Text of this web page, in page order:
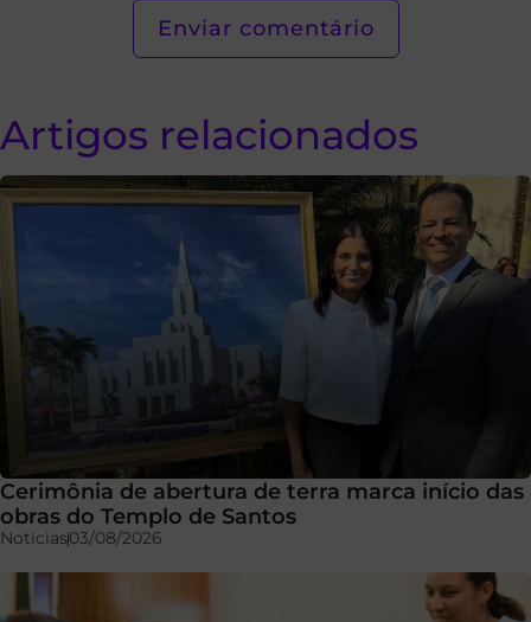
Artigos relacionados
Cerimônia de abertura de terra marca início das
obras do Templo de Santos
Notícias03/08/2026